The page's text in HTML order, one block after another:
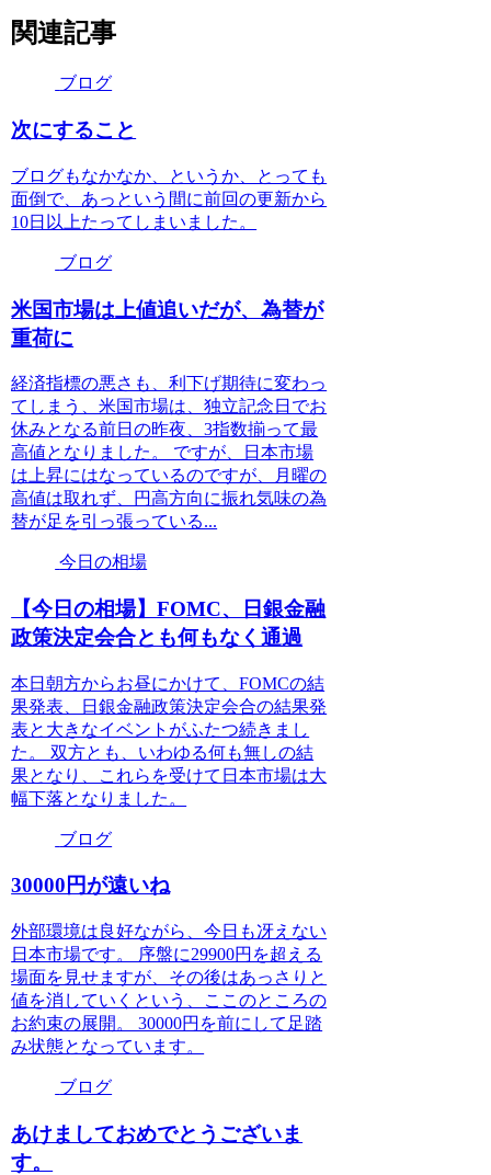
関連記事
ブログ
次にすること
ブログもなかなか、というか、とっても
面倒で、あっという間に前回の更新から
10日以上たってしまいました。
ブログ
米国市場は上値追いだが、為替が
重荷に
経済指標の悪さも、利下げ期待に変わっ
てしまう、米国市場は、独立記念日でお
休みとなる前日の昨夜、3指数揃って最
高値となりました。 ですが、日本市場
は上昇にはなっているのですが、月曜の
高値は取れず、円高方向に振れ気味の為
替が足を引っ張っている...
今日の相場
【今日の相場】FOMC、日銀金融
政策決定会合とも何もなく通過
本日朝方からお昼にかけて、FOMCの結
果発表、日銀金融政策決定会合の結果発
表と大きなイベントがふたつ続きまし
た。 双方とも、いわゆる何も無しの結
果となり、これらを受けて日本市場は大
幅下落となりました。
ブログ
30000円が遠いね
外部環境は良好ながら、今日も冴えない
日本市場です。 序盤に29900円を超える
場面を見せますが、その後はあっさりと
値を消していくという、ここのところの
お約束の展開。 30000円を前にして足踏
み状態となっています。
ブログ
あけましておめでとうございま
す。